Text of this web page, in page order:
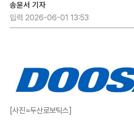
송윤서 기자
입력 2026-06-01 13:53
[사진=두산로보틱스]